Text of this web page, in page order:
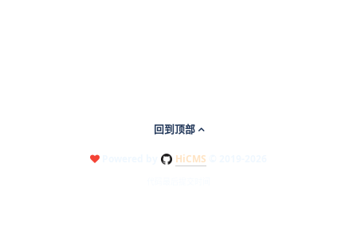
回到顶部
HiCMS